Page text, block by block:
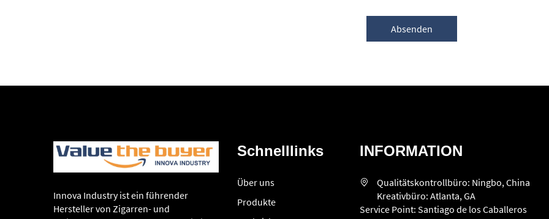
Absenden
Innova Industry ist ein führender
Hersteller von Zigarren- und
Schnelllinks
Über uns
Produkte
INFORMATION
Qualitätskontrollbüro: Ningbo, China
Kreativbüro: Atlanta, GA
Service Point: Santiago de los Caballeros